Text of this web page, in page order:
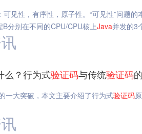
见性，有序性，原子性。“可见性”问题
分别在不同的CPU/CPU核上Java并发的3
么？行为式验证码与传统验证码
一大突破，本文主要介绍了行为式验证码